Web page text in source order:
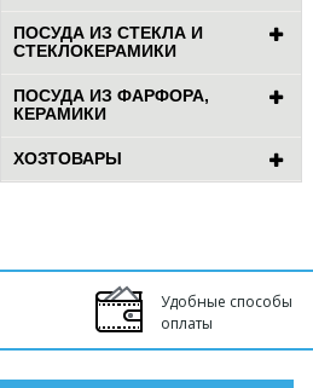
ПОСУДА ИЗ СТЕКЛА И
СТЕКЛОКЕРАМИКИ
ПОСУДА ИЗ ФАРФОРА,
КЕРАМИКИ
ХОЗТОВАРЫ
Удобные способы
оплаты